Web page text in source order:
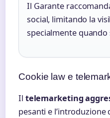
Il Garante
social, limitando la
specialmente
Cookie law e
Il telemarketing
pesanti e